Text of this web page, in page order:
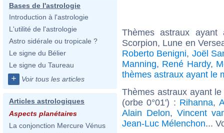
Bases de l'astrologie
Introduction à l'astrologie
L'utilité de l'astrologie
Astro sidérale ou tropicale ?
Le signe du Bélier
Le signe du Taureau
+ Voir tous les articles
Articles astrologiques
Aspects planétaires
La conjonction Mercure Vénus
Thèmes astraux
Scorpion, Lune en
Roberto Benigni, Joël
Manning, René Hardy,
thèmes astraux ayant le
Thèmes astraux ayant
(orbe 0°01') : Rihanna,
Alain Delon,Vincent
Jean-Luc Mélenchon...